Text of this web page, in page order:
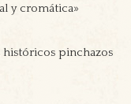
y cromática»
históricos pinchazos